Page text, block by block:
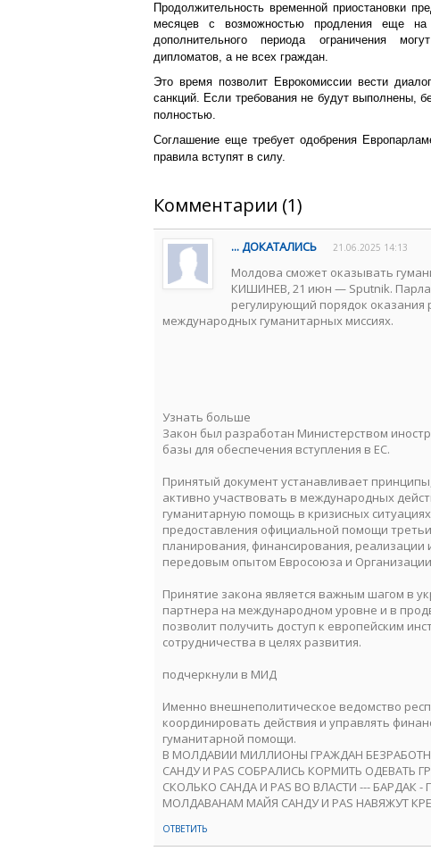
Продолжительность временной приостановки
месяцев с возможностью продления еще
дополнительного периода ограничения
дипломатов, а не всех граждан.
Это время позволит Еврокомиссии вести
санкций. Если требования не будут выполнены,
полностью.
Соглашение еще требует одобрения
правила вступят в силу.
Комментарии (1)
... ДОКАТАЛИСЬ 21.06.2025 14:13
Молдова сможет оказывать
КИШИНЕВ, 21 июн — Sputnik.
регулирующий порядок оказания
международных гуманитарных миссиях.
Узнать больше
Закон был разработан Министерством
базы для обеспечения вступления в ЕС.
Принятый документ устанавливает
активно участвовать в международных
гуманитарную помощь в кризисных
предоставления официальной помощи
планирования, финансирования, реализации
передовым опытом Евросоюза и
Принятие закона является важным шагом в
партнера на международном уровне и в
позволит получить доступ к европейским
сотрудничества в целях развития.
подчеркнули в МИД
Именно внешнеполитическое ведомство
координировать действия и управлять
гуманитарной помощи.
В МОЛДАВИИ МИЛЛИОНЫ ГРАЖДАН
САНДУ И PAS СОБРАЛИСЬ КОРМИТЬ ОДЕВАТЬ
СКОЛЬКО САНДА И PAS ВО ВЛАСТИ --- БАРДАК
МОЛДАВАНАМ МАЙЯ САНДУ И PAS НАВЯЖУТ
ОТВЕТИТЬ